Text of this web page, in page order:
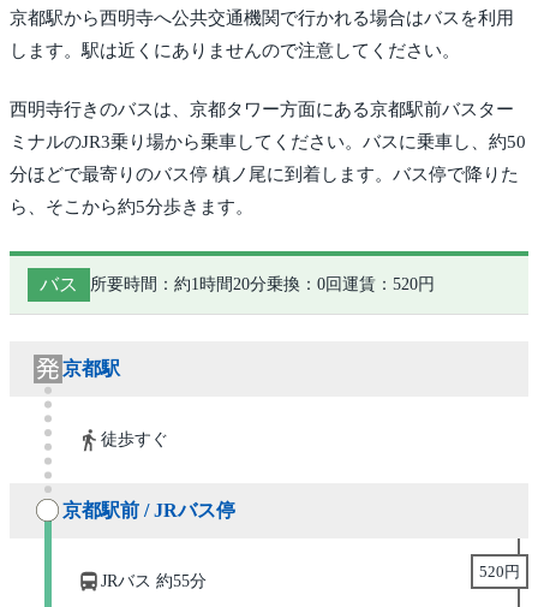
京都駅から西明寺へ公共交通機関で行かれる場合はバスを利用
します。駅は近くにありませんので注意してください。
西明寺行きのバスは、京都タワー方面にある京都駅前バスター
ミナルのJR3乗り場から乗車してください。バスに乗車し、約50
分ほどで最寄りのバス停 槙ノ尾に到着します。バス停で降りた
ら、そこから約5分歩きます。
バス 所要時間：約1時間20分乗換：0回運賃：520円
京都駅
徒歩すぐ
京都駅前 / JRバス停
JRバス 約55分
520円